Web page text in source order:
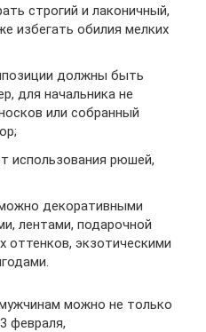
строгий и лаконичный,
избегать обилия мелких
должны быть
для начальника не
или собранный
использования рюшей,
декоративными
лентами, подарочной
оттенков, экзотическими
можно не только
февраля,